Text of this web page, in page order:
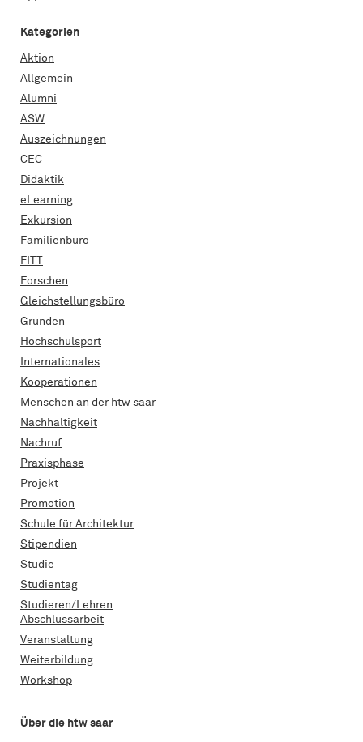
Kategorien
Aktion
Allgemein
Alumni
ASW
Auszeichnungen
CEC
Didaktik
eLearning
Exkursion
Familienbüro
FITT
Forschen
Gleichstellungsbüro
Gründen
Hochschulsport
Internationales
Kooperationen
Menschen an der htw saar
Nachhaltigkeit
Nachruf
Praxisphase
Projekt
Promotion
Schule für Architektur
Stipendien
Studie
Studientag
Studieren/Lehren
Abschlussarbeit
Veranstaltung
Weiterbildung
Workshop
Über die htw saar